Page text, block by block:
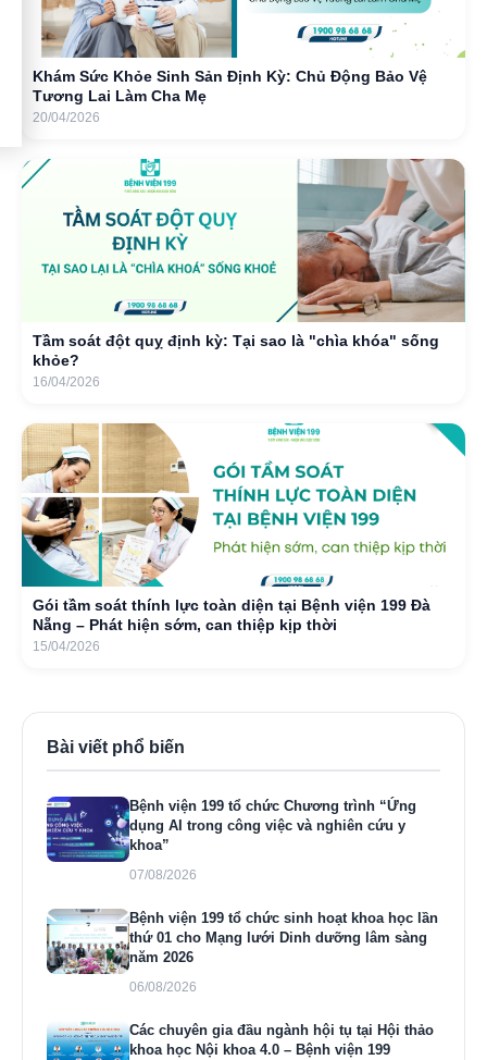
Khám Sức Khỏe Sinh Sản Định Kỳ: Chủ Động Bảo Vệ
Tương Lai Làm Cha Mẹ
20/04/2026
Tầm soát đột quỵ định kỳ: Tại sao là "chìa khóa" sống
khỏe?
16/04/2026
Gói tầm soát thính lực toàn diện tại Bệnh viện 199 Đà
Nẵng – Phát hiện sớm, can thiệp kịp thời
15/04/2026
Bài viết phổ biến
Bệnh viện 199 tổ chức Chương trình “Ứng
dụng AI trong công việc và nghiên cứu y
khoa”
07/08/2026
Bệnh viện 199 tổ chức sinh hoạt khoa học lần
thứ 01 cho Mạng lưới Dinh dưỡng lâm sàng
năm 2026
06/08/2026
Các chuyên gia đầu ngành hội tụ tại Hội thảo
khoa học Nội khoa 4.0 – Bệnh viện 199